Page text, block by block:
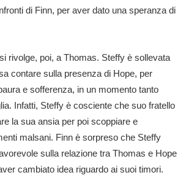
di Finn, per aver dato una speranza di
rivolge, poi, a Thomas. Steffy è sollevata
contare sulla presenza di Hope, per
e sofferenza, in un momento tanto
Infatti, Steffy è cosciente che suo fratello
la sua ansia per poi scoppiare e
malsani. Finn è sorpreso che Steffy
sulla relazione tra Thomas e Hope
cambiato idea riguardo ai suoi timori.